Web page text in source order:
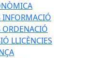
INFORMACIÓ
ORDENACIÓ
LLICÈNCIES